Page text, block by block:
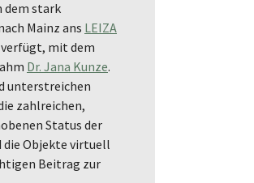
dem stark
Mainz ans LEIZA
mit dem
Dr. Jana Kunze.
unterstreichen
zahlreichen,
Status der
die Objekte virtuell
Beitrag zur